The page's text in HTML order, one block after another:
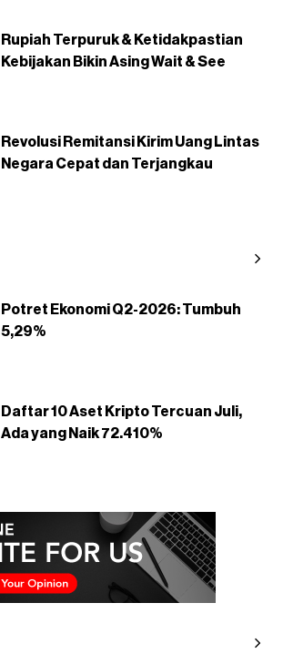
Rupiah Terpuruk & Ketidakpastian
Kebijakan Bikin Asing Wait & See
Revolusi Remitansi Kirim Uang Lintas
Negara Cepat dan Terjangkau
Potret Ekonomi Q2-2026: Tumbuh
5,29%
Daftar 10 Aset Kripto Tercuan Juli,
Ada yang Naik 72.410%